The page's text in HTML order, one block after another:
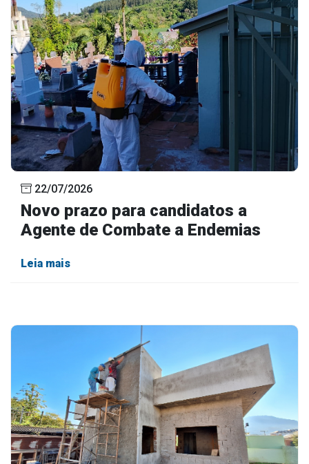
22/07/2026
Novo prazo para candidatos a
Agente de Combate a Endemias
Leia mais